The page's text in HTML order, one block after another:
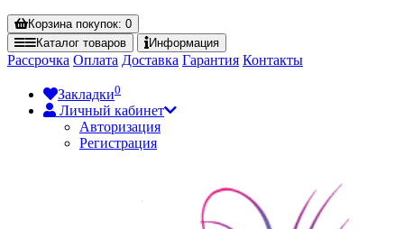
Корзинапокупок: 0
Каталог товаров Информация
Рассрочка Оплата Доставка Гарантия Контакты
Закладки0
Личный кабинет
Авторизация
Регистрация